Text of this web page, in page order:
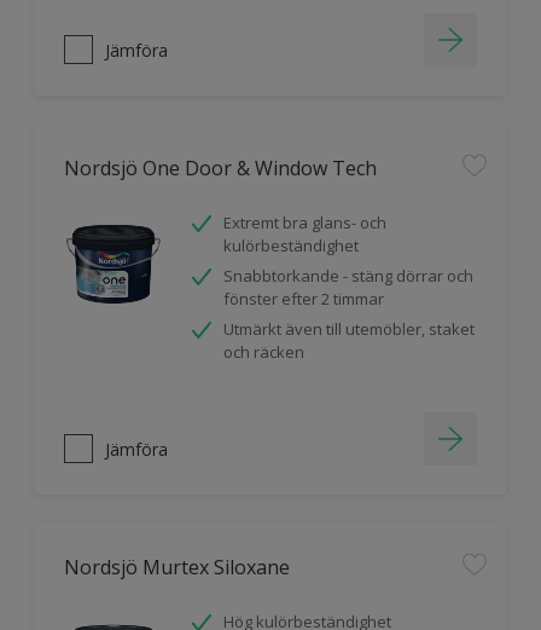
Jämföra
Nordsjö One Door & Window Tech
Extremt bra glans- och
kulörbeständighet
Snabbtorkande - stäng dörrar och
fönster efter 2 timmar
Utmärkt även till utemöbler, staket
och räcken
Jämföra
Nordsjö Murtex Siloxane
Hög kulörbeständighet